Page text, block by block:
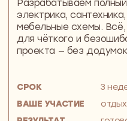
ПОКАЗАТЬ ВСЕ
Стоимость